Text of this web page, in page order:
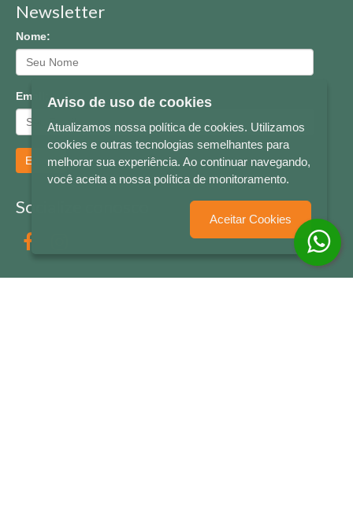
Newsletter
Nome:
Email:
Enviar
Socialize conosco
Aviso de uso de cookies
Atualizamos nossa política de cookies. Utilizamos
cookies e outras tecnologias semelhantes para
melhorar sua experiência. Ao continuar navegando,
você aceita a nossa política de monitoramento.
Aceitar Cookies